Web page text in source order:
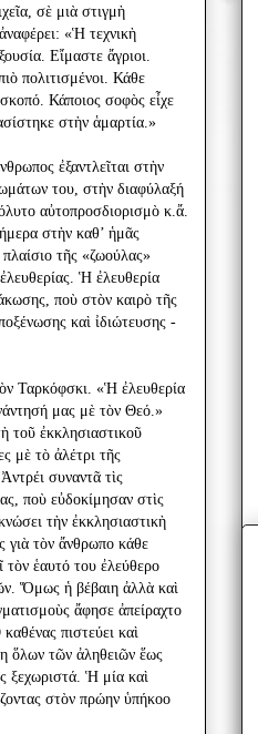
σὲ μιὰ στιγμὴ
«Ἡ τεχνικὴ
Εἴμαστε ἄγριοι.
πολιτισμένοι. Κάθε
Κάποιος σοφὸς εἶχε
στὴν ἁμαρτία.»
ἐξαντλεῖται στὴν
του, στὴν διαφύλαξή
αὐτοπροσδιορισμὸ κ.ἄ.
στὴν καθ’ ἡμᾶς
τῆς «ζωούλας»
Ἡ ἐλευθερία
ποὺ στὸν καιρὸ τῆς
καὶ ἰδιώτευσης -
Ταρκόφσκι. «Ἡ ἐλευθερία
μας μὲ τὸν Θεό.»
τοῦ ἐκκλησιαστικοῦ
μὲ τὸ ἀλέτρι τῆς
συναντᾶ τὶς
ποὺ εὐδοκίμησαν στὶς
τὴν ἐκκλησιαστικὴ
γιὰ τὸν ἄνθρωπο κάθε
τὸν ἑαυτό του ἐλεύθερο
Ὅμως ἡ βέβαιη ἀλλὰ καὶ
ἄφησε ἀπείραχτο
πιστεύει καὶ
ὅλων τῶν ἀληθειῶν ἕως
ξεχωριστά. Ἡ μία καὶ
στὸν πρώην ὑπήκοο